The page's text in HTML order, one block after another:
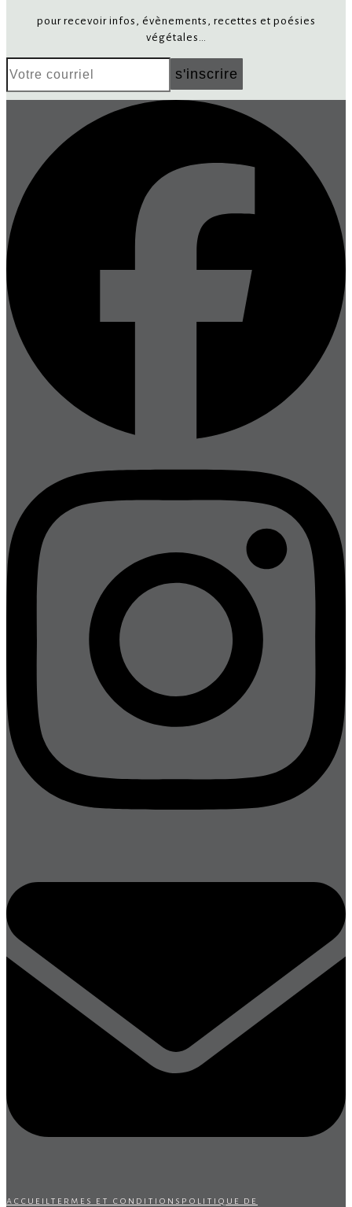
pour recevoir infos, évènements, recettes et poésies
végétales…
Votre
courriel
s'inscrire
accueil termes et conditions politique de